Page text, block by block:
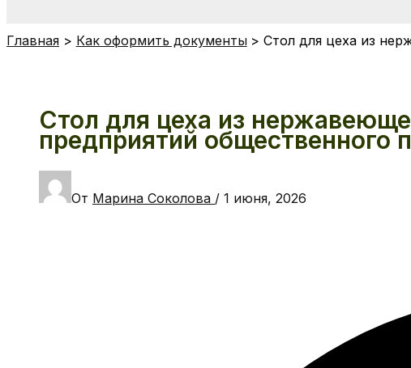
Главная Как оформить документы Стол для цеха из
Стол для цеха из
предприятий общественного
От Марина Соколова / 1 июня, 2026